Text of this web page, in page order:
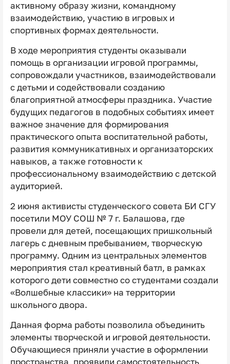
активному образу жизни, командному
взаимодействию, участию в игровых и
спортивных формах деятельности.
В ходе мероприятия студенты оказывали
помощь в организации игровой программы,
сопровождали участников, взаимодействовали
с детьми и содействовали созданию
благоприятной атмосферы праздника. Участие
будущих педагогов в подобных событиях имеет
важное значение для формирования
практического опыта воспитательной работы,
развития коммуникативных и организаторских
навыков, а также готовности к
профессиональному взаимодействию с детской
аудиторией.
2 июня активисты студенческого совета БИ СГУ
посетили МОУ СОШ № 7 г. Балашова, где
провели для детей, посещающих пришкольный
лагерь с дневным пребыванием, творческую
программу. Одним из центральных элементов
мероприятия стал креативный батл, в рамках
которого дети совместно со студентами создали
«Волшебные классики» на территории
школьного двора.
Данная форма работы позволила объединить
элементы творческой и игровой деятельности.
Обучающиеся приняли участие в оформлении
пространства, проявили самостоятельность,